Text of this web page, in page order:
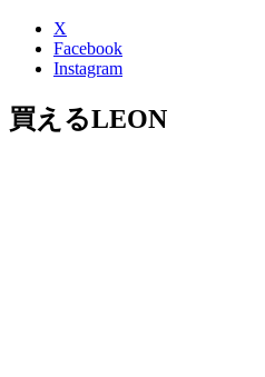
X
Facebook
Instagram
買えるLEON